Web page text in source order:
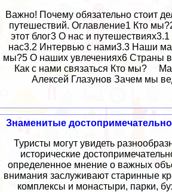
Важно! Почему обязательно стоит
путешествий. Оглавление1 Кто
этот блог3 О нас и
нас3.2 Интервью с нами3.3 Наши
мы?5 О наших увлечениях6 Страны
Как с нами связаться Кто мы?
Алексей Глазунов Зачем мы
Знаменитые
Туристы могут увидеть
исторические
определенное мнение о важных
внимания заслуживают старинные
комплексы и монастыри, парки,